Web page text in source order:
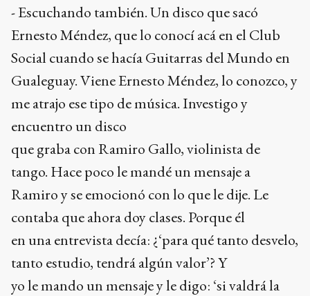
- Escuchando también. Un disco que sacó
Ernesto Méndez, que lo conocí acá en el Club
Social cuando se hacía Guitarras del Mundo en
Gualeguay. Viene Ernesto Méndez, lo conozco, y
me atrajo ese tipo de música. Investigo y
encuentro un disco
que graba con Ramiro Gallo, violinista de
tango. Hace poco le mandé un mensaje a
Ramiro y se emocionó con lo que le dije. Le
contaba que ahora doy clases. Porque él
en una entrevista decía: ¿‘para qué tanto desvelo,
tanto estudio, tendrá algún valor’? Y
yo le mando un mensaje y le digo: ‘si valdrá la